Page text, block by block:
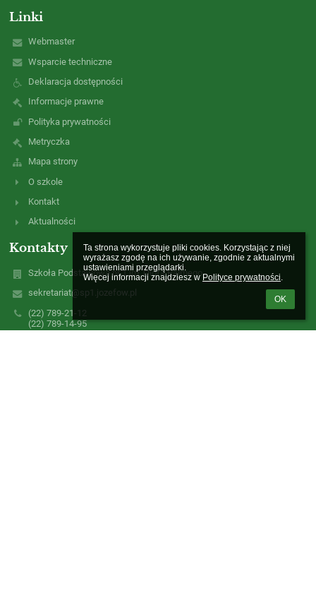
Ta strona wykorzystuje pliki cookies. Korzystając z niej
wyrażasz zgodę na ich używanie, zgodnie z aktualnymi
ustawieniami przeglądarki.
Więcej informacji znajdziesz w Polityce prywatności.
OK
Linki
Webmaster
Wsparcie techniczne
Deklaracja dostępności
Informacje prawne
Polityka prywatności
Metryczka
Mapa strony
O szkole
Kontakt
Aktualności
Kontakty
Szkoła Podstawowa nr 1 im. Olofa Palmego
sekretariat@sp1.jozefow.pl
(22) 789-21-12
(22) 789-14-95
(22) 789-18-23